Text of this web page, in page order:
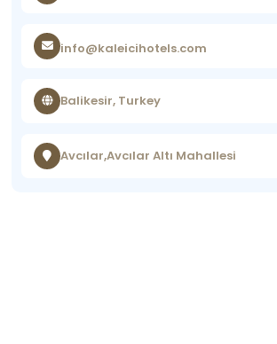
info@kaleicihotels.com
Balikesir, Turkey
Avcılar,Avcılar Altı Mahallesi